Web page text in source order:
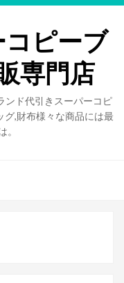
ピーブ
専門店
ンド代引きスーパーコピ
,財布様々な商品には最
。